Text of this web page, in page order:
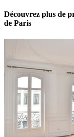
Découvrez plus de
de Paris